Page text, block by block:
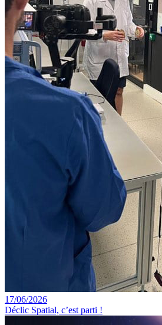
17/06/2026
Déclic Spatial, c’est parti !